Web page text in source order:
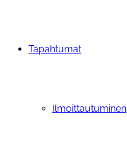
Tapahtumat
Ilmoittautuminen